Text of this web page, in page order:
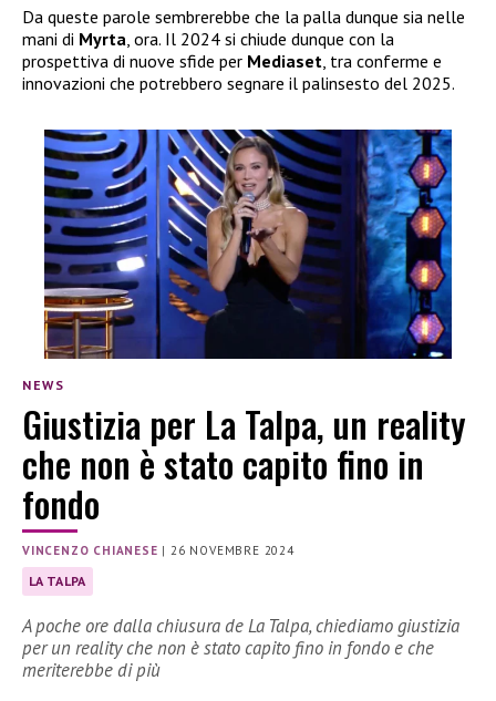
Da queste parole sembrerebbe che la palla dunque sia nelle
mani di Myrta, ora. Il 2024 si chiude dunque con la
prospettiva di nuove sfide per Mediaset, tra conferme e
innovazioni che potrebbero segnare il palinsesto del 2025.
NEWS
Giustizia per La Talpa, un reality
che non è stato capito fino in
fondo
VINCENZO CHIANESE |26 NOVEMBRE 2024
LA TALPA
A poche ore dalla chiusura de La Talpa, chiediamo giustizia
per un reality che non è stato capito fino in fondo e che
meriterebbe di più